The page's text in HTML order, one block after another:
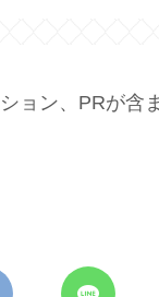
ョン、PRが